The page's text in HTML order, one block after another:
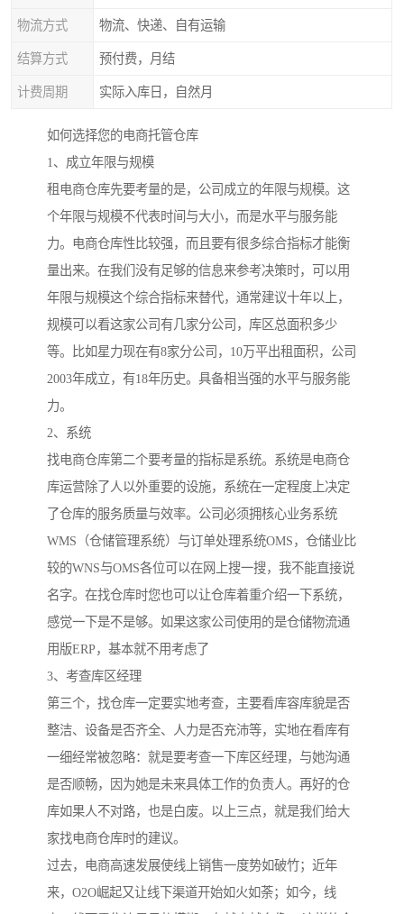
物流方式 物流、快递、自有运输
结算方式 预付费，月结
计费周期 实际入库日，自然月
如何选择您的电商托管仓库
1、成立年限与规模
租电商仓库先要考量的是，公司成立的年限与规模。这
个年限与规模不代表时间与大小，而是水平与服务能
力。电商仓库性比较强，而且要有很多综合指标才能衡
量出来。在我们没有足够的信息来参考决策时，可以用
年限与规模这个综合指标来替代，通常建议十年以上，
规模可以看这家公司有几家分公司，库区总面积多少
等。比如星力现在有8家分公司，10万平出租面积，公司
2003年成立，有18年历史。具备相当强的水平与服务能
力。
2、系统
找电商仓库第二个要考量的指标是系统。系统是电商仓
库运营除了人以外重要的设施，系统在一定程度上决定
了仓库的服务质量与效率。公司必须拥核心业务系统
WMS（仓储管理系统）与订单处理系统OMS，仓储业比
较的WNS与OMS各位可以在网上搜一搜，我不能直接说
名字。在找仓库时您也可以让仓库着重介绍一下系统，
感觉一下是不是够。如果这家公司使用的是仓储物流通
用版ERP，基本就不用考虑了
3、考查库区经理
第三个，找仓库一定要实地考查，主要看库容库貌是否
整洁、设备是否齐全、人力是否充沛等，实地在看库有
一细经常被忽略：就是要考查一下库区经理，与她沟通
是否顺畅，因为她是未来具体工作的负责人。再好的仓
库如果人不对路，也是白废。以上三点，就是我们给大
家找电商仓库时的建议。
过去，电商高速发展使线上销售一度势如破竹；近年
来，O2O崛起又让线下渠道开始如火如荼；如今，线